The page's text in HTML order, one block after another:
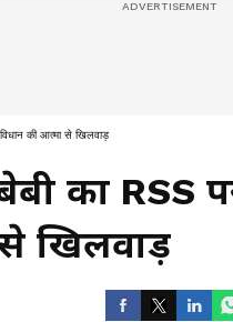
की आत्मा से खिलवाड़
का RSS
खिलवाड़